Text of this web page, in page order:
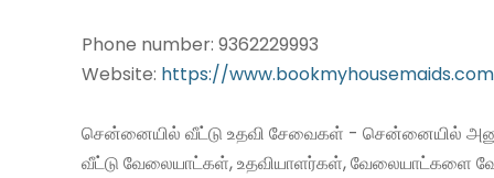
Phone number: 9362229993
Website: https://
சென்னையில் வீட்டு உதவி சேவைகள் - சென்னையில்
வீட்டு வேலையாட்கள், உதவியாளர்கள், வேலையாட்களை